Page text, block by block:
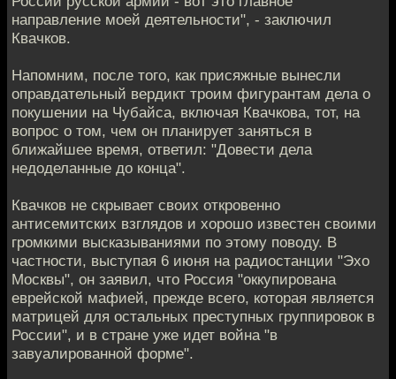
направление моей деятельности", - заключил
Квачков.
Напомним, после того, как присяжные вынесли
оправдательный вердикт троим фигурантам дела о
покушении на Чубайса, включая Квачкова, тот, на
вопрос о том, чем он планирует заняться в
ближайшее время, ответил: "Довести дела
недоделанные до конца".
Квачков не скрывает своих откровенно
антисемитских взглядов и хорошо известен своими
громкими высказываниями по этому поводу. В
частности, выступая 6 июня на радиостанции "Эхо
Москвы", он заявил, что Россия "оккупирована
еврейской мафией, прежде всего, которая является
матрицей для остальных преступных группировок в
России", и в стране уже идет война "в
завуалированной форме".